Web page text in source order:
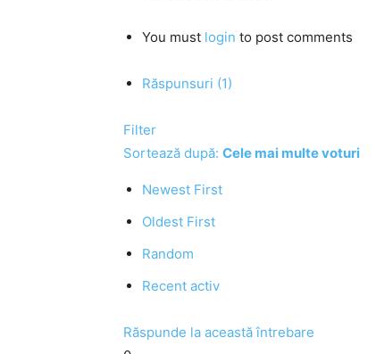
You must login to post comments
Răspunsuri (1)
Filter
Sortează după: Cele mai multe voturi
Newest First
Oldest First
Random
Recent activ
Răspunde la această întrebare